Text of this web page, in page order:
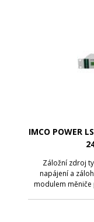
IMCO POWER
Záložní zdroj
napájení a
modulem